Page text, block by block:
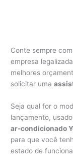
Conte sempre
empresa
melhores
solicitar uma
Seja qual for o
lançamento,
ar-condicionado
para que você
estado de